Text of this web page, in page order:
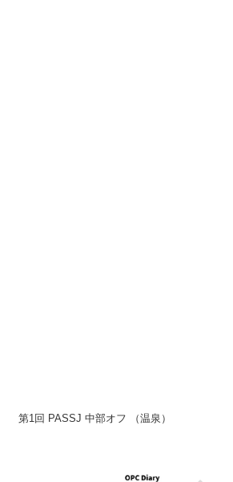
第1回 PASSJ 中部オフ （温泉）